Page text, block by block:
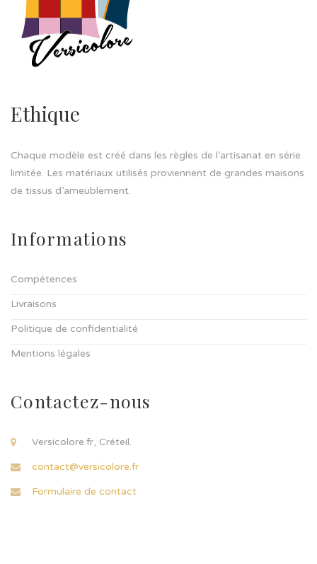
Ethique
Chaque modèle est créé dans les règles de l’artisanat en série
limitée. Les matériaux utilisés proviennent de grandes maisons
de tissus d’ameublement.
Informations
Compétences
Livraisons
Politique de confidentialité
Mentions légales
Contactez-nous
Versicolore.fr, Créteil.
contact@versicolore.fr
Formulaire de contact